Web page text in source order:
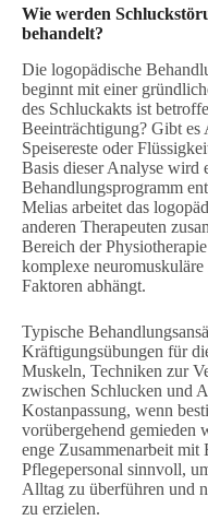
Wie werden
behandelt?
Die logopädische
beginnt mit einer
des Schluckakts ist
Beeinträchtigung? Gibt es
Speisereste oder
Basis dieser Analyse wird
Behandlungsprogramm
Melias arbeitet das
anderen Therapeuten
Bereich der
komplexe
Faktoren abhängt.
Typische
Kräftigungsübungen für
Muskeln, Techniken zur
zwischen Schlucken und
Kostanpassung, wenn
vorübergehend gemieden
enge Zusammenarbeit mit
Pflegepersonal sinnvoll,
Alltag zu überführen und
zu erzielen.